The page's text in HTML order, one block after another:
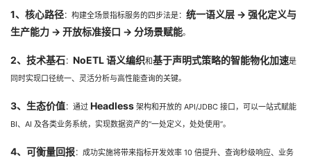
1、核心路径：构建全场景指标服务的四步法是： 统一语义层 → 强化定义与
生产能力 → 开放标准接口 → 分场景赋能。
2、技术基石： NoETL 语义编织和基于声明式策略的智能物化加速是
同时实现口径统一、灵活分析与高性能查询的关键。
3、生态价值：通过 Headless 架构和开放的 API/JDBC 接口，可以一站式赋能
BI、AI 及各类业务系统，实现数据资产的“一处定义，处处使用”。
4、可衡量回报：成功实施将带来指标开发效率 10 倍提升、查询秒级响应、业务